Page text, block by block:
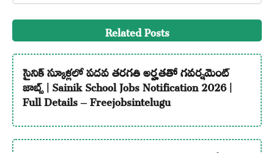
Related Posts
సైనిక్ స్కూళ్లలో పదవ తరగతి అర్హతతో గవర్నమెంట్
జాబ్స్ | Sainik School Jobs Notification 2026 |
Full Details – Freejobsintelugu